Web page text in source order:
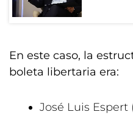
En este caso, la
boleta libertaria era:
José Luis Espert